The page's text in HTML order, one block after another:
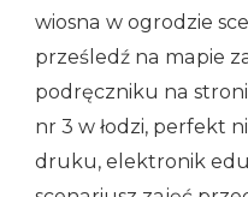
wiosna w ogrodzie
prześledź na mapie
podręczniku na
nr 3 w łodzi, perfekt
druku, elektronik edu